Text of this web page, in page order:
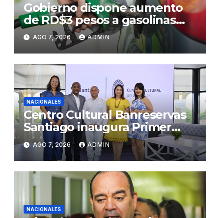
Gobierno dispone aumento
de RD$3 pesos a gasolinas
premium y regular
AGO 7, 2026 ADMIN
NACIONALES
Centro Cultural Banreservas
Santiago inaugura Primer
Congreso de Artesanos de
Santiago
AGO 7, 2026 ADMIN
NACIONALES